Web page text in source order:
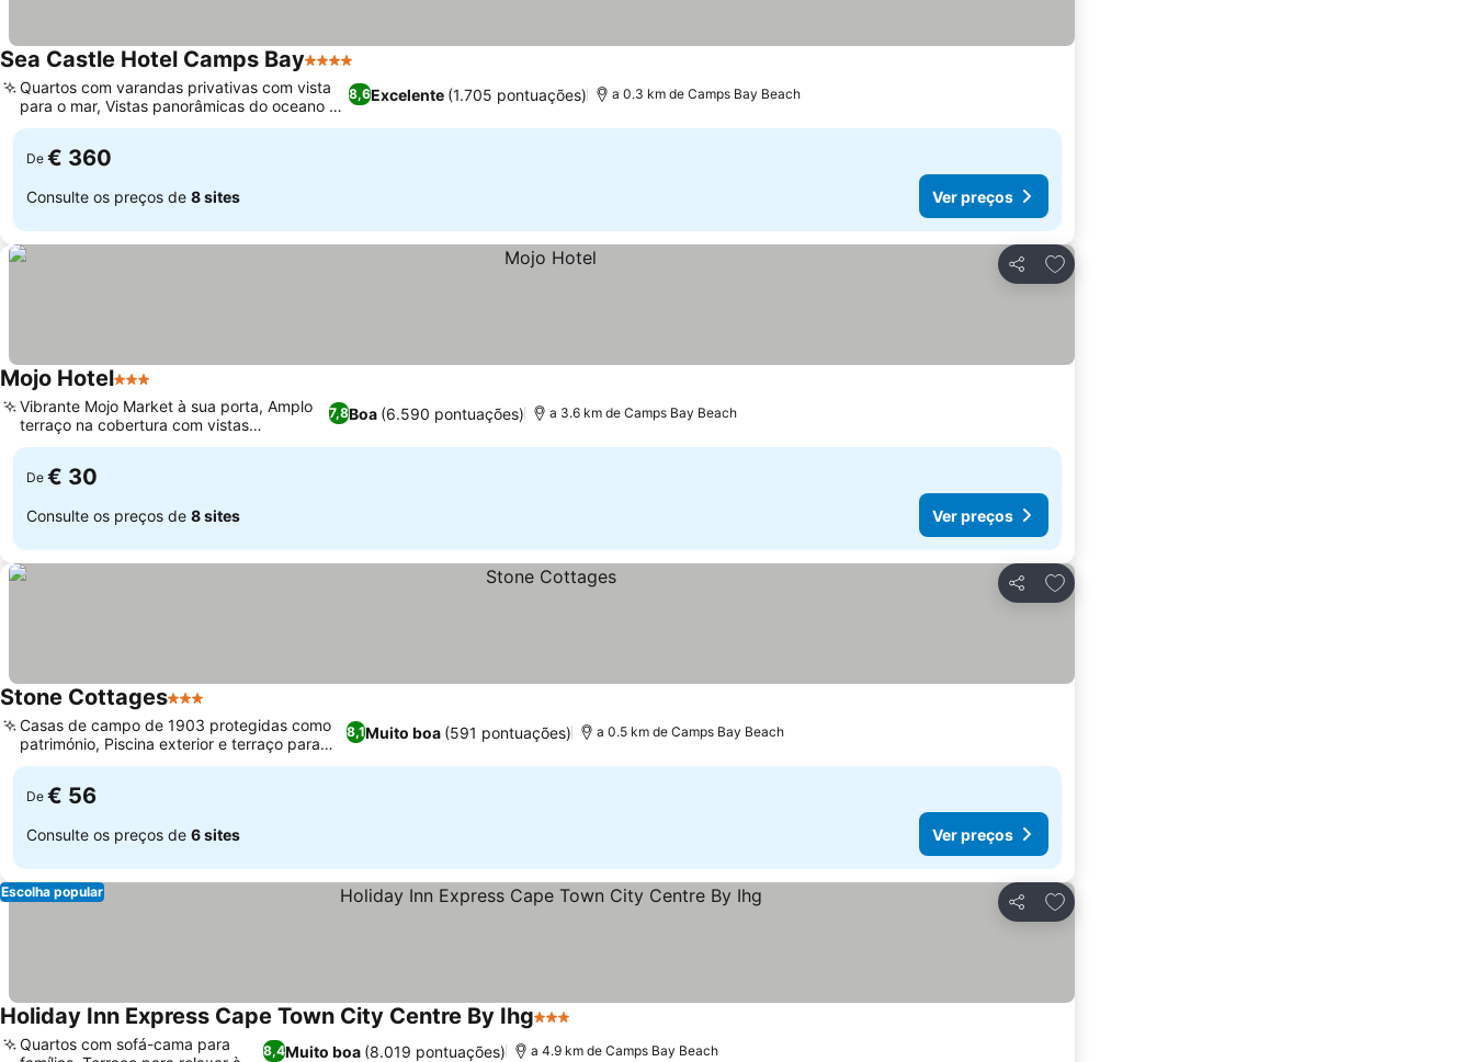
Sea Castle Hotel Camps Bay4 Estrelas
8,6Excelente (1.705 pontuações)
Quartos com varandas privativas com vista
para o mar, Vistas panorâmicas do oceano e
das montanhas
a 0.3 km de Camps Bay Beach
De € 360
Consulte os preços de 8 sites Ver preços
Partilhar
Adicionar aos favoritos
Mojo Hotel3 Estrelas
7,8Boa (6.590 pontuações)
Vibrante Mojo Market à sua porta, Amplo
terraço na cobertura com vistas
panorâmicas
a 3.6 km de Camps Bay Beach
De € 30
Consulte os preços de 8 sites Ver preços
Partilhar
Adicionar aos favoritos
Stone Cottages3 Estrelas
8,1Muito boa (591 pontuações)
Casas de campo de 1903 protegidas como
património, Piscina exterior e terraço para
banhos de sol
a 0.5 km de Camps Bay Beach
De € 56
Consulte os preços de 6 sites Ver preços
Partilhar
Adicionar aos favoritos
Escolha popular
Holiday Inn Express Cape Town City Centre By Ihg3 Estrelas
8,4Muito boa (8.019 pontuações)
Quartos com sofá-cama para
a 4.9 km de Camps Bay Beach